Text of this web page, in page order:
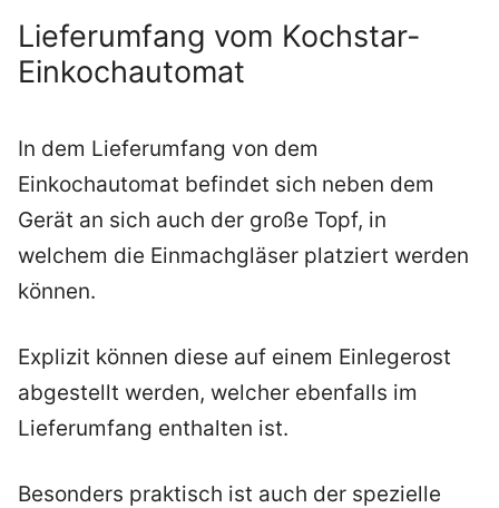
Lieferumfang vom Kochstar-
Einkochautomat
In dem Lieferumfang von dem
Einkochautomat befindet sich neben dem
Gerät an sich auch der große Topf, in
welchem die Einmachgläser platziert werden
können.
Explizit können diese auf einem Einlegerost
abgestellt werden, welcher ebenfalls im
Lieferumfang enthalten ist.
Besonders praktisch ist auch der spezielle